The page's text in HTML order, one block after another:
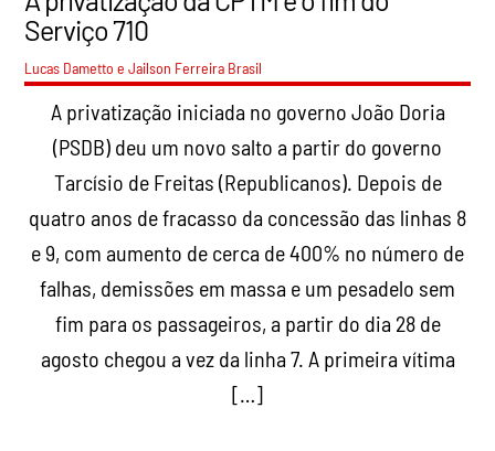
Serviço 710
Lucas Dametto e Jailson Ferreira Brasil
A privatização iniciada no governo João Doria
(PSDB) deu um novo salto a partir do governo
Tarcísio de Freitas (Republicanos). Depois de
quatro anos de fracasso da concessão das linhas 8
e 9, com aumento de cerca de 400% no número de
falhas, demissões em massa e um pesadelo sem
fim para os passageiros, a partir do dia 28 de
agosto chegou a vez da linha 7. A primeira vítima
[…]